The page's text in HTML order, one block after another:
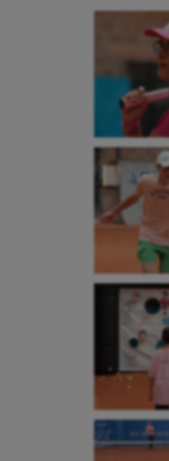
Aéronautique
Balle à la main
Ballon au poing